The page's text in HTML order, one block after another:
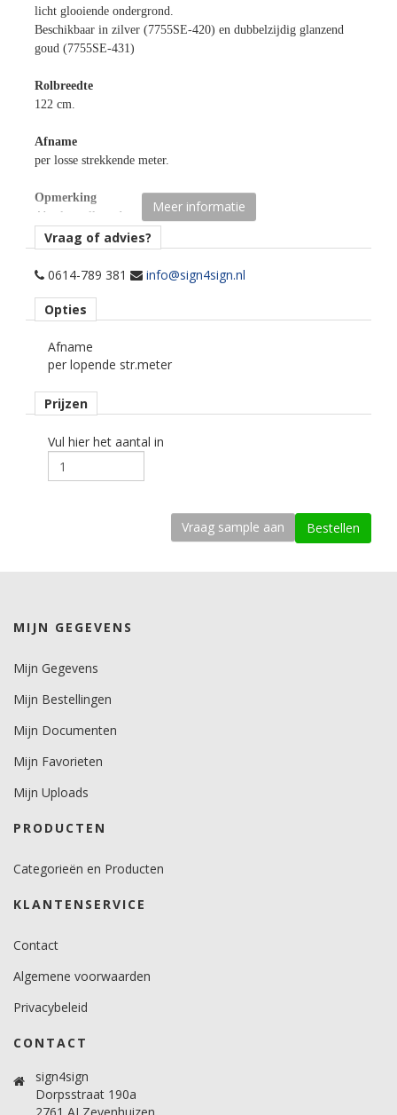
licht glooiende ondergrond.
Beschikbaar in zilver (7755SE-420) en dubbelzijdig glanzend
goud (7755SE-431)
Rolbreedte
122 cm.
Afname
per losse strekkende meter.
Opmerking
Absoluut alleen droog plakken!
Materiaaltype
permanent, transparant, solvent.
vlak, licht gebogen.
Dikte
0,4.
Minimale aanbrengstemperatuur (°C)
-29 tot +80.
7 jaar buiten / 12 jaar binnen.
Meer informatie
Vraag of advies?
0614-789 381 info@sign4sign.nl
Opties
Afname
per lopende str.meter
Prijzen
Vul hier het aantal in
MIJN GEGEVENS
Mijn Gegevens
Mijn Bestellingen
Mijn Documenten
Mijn Favorieten
Mijn Uploads
PRODUCTEN
Categorieën en Producten
KLANTENSERVICE
Contact
Algemene voorwaarden
Privacybeleid
CONTACT
sign4sign
Dorpsstraat 190a